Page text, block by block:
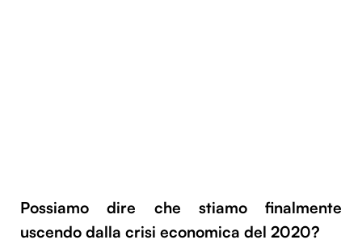
Possiamo dire che stiamo finalmente
uscendo dalla crisi economica del 2020?